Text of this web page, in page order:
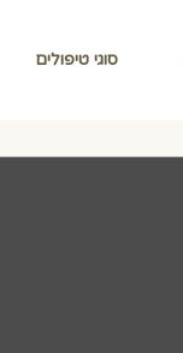
סוגי טיפולים